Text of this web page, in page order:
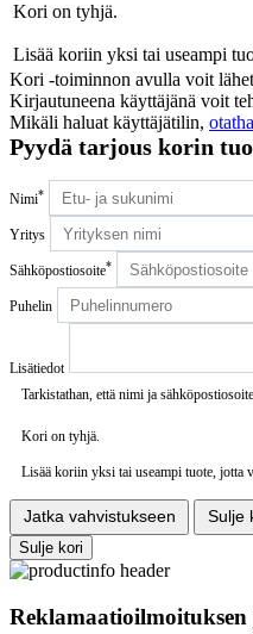
Kori on tyhjä.
Lisää koriin yksi tai useampi
Kori -toiminnon avulla voit
Kirjautuneena käyttäjänä voit
Mikäli haluat käyttäjätilin,
Pyydä tarjous korin
Nimi*
Yritys
Sähköpostiosoite*
Puhelin
Lisätiedot
Tarkistathan, että nimi ja
Kori on tyhjä.
Lisää koriin yksi tai useampi tuote, jotta
Jatka vahvistukseen
Sulje
Sulje kori